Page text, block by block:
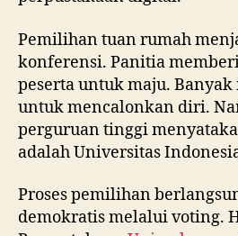
Pemilihan tuan rumah
konferensi. Panitia
peserta untuk maju.
untuk mencalonkan diri.
perguruan tinggi
adalah Universitas
Proses pemilihan
demokratis melalui voting.